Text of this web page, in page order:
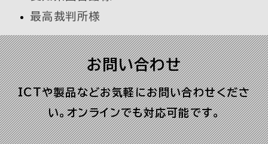
最高裁判所様
お問い合わせ
ICTや製品などお気軽にお問い合わせくださ
い。オンラインでも対応可能です。